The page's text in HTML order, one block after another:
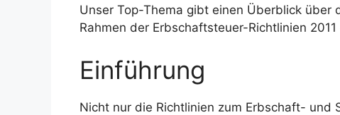
Unser Top-Thema gibt einen Überblick über
Rahmen der Erbschaftsteuer-Richtlinien
Einführung
Nicht nur die Richtlinien zum Erbschaft- und